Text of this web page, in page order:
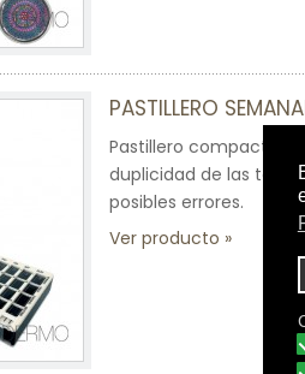
PASTILLERO
Pastillero compacto
duplicidad de las
posibles errores.
Ver producto